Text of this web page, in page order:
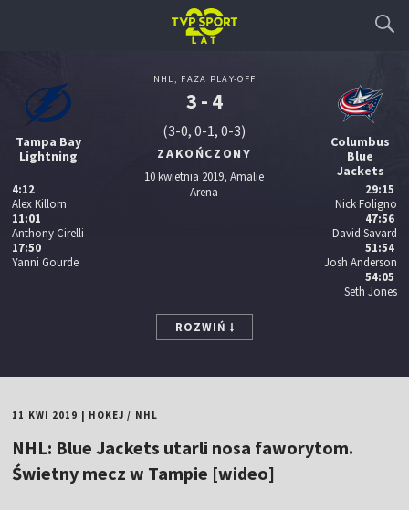
Tampa Bay
Lightning
4:12
Alex Killorn
11:01
Anthony Cirelli
17:50
Yanni Gourde
NHL, FAZA PLAY-OFF
3 - 4
(3-0, 0-1, 0-3)
ZAKOŃCZONY
10 kwietnia 2019, Amalie
Arena
Columbus
Blue
Jackets
29:15
Nick Foligno
47:56
David Savard
51:54
Josh Anderson
54:05
Seth Jones
ROZWIŃ
11 KWI 2019 HOKEJ / NHL
NHL: Blue Jackets utarli nosa faworytom.
Świetny mecz w Tampie [wideo]